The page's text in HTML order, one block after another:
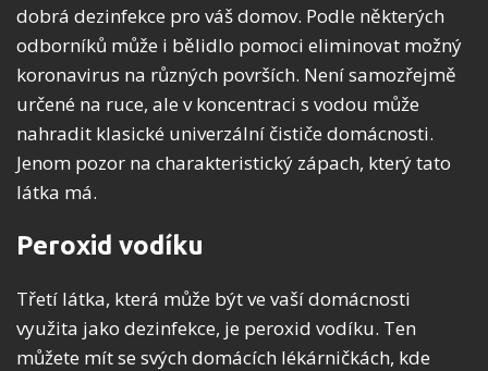
dobrá dezinfekce pro váš domov. Podle některých
odborníků může i bělidlo pomoci eliminovat možný
koronavirus na různých površích. Není samozřejmě
určené na ruce, ale v koncentraci s vodou může
nahradit klasické univerzální čističe domácnosti.
Jenom pozor na charakteristický zápach, který tato
látka má.
Peroxid vodíku
Třetí látka, která může být ve vaší domácnosti
využita jako dezinfekce, je peroxid vodíku. Ten
můžete mít se svých domácích lékárničkách, kde